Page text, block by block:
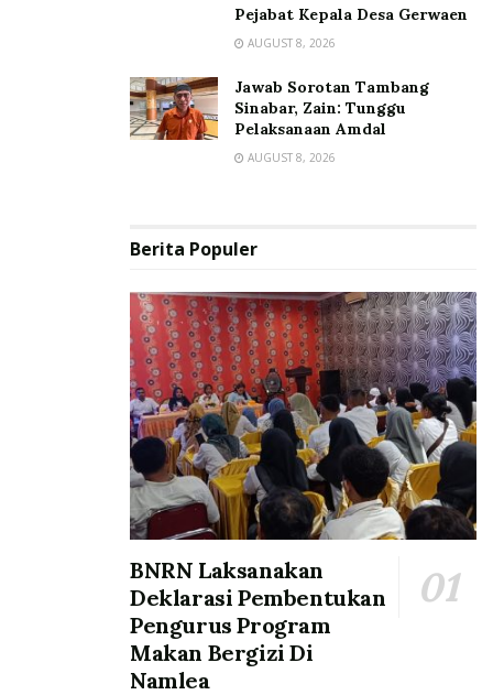
Pejabat Kepala Desa Gerwaen
AUGUST 8, 2026
Jawab Sorotan Tambang
Sinabar, Zain: Tunggu
Pelaksanaan Amdal
AUGUST 8, 2026
Berita Populer
BNRN Laksanakan
Deklarasi Pembentukan
Pengurus Program
Makan Bergizi Di
Namlea